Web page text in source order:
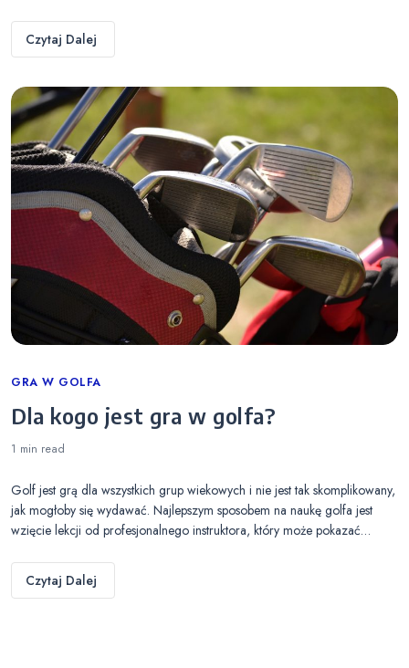
Czytaj Dalej
Categories
GRA W GOLFA
Dla kogo jest gra w golfa?
1 min read
Golf jest grą dla wszystkich grup wiekowych i nie jest tak skomplikowany,
jak mogłoby się wydawać. Najlepszym sposobem na naukę golfa jest
wzięcie lekcji od profesjonalnego instruktora, który może pokazać…
Czytaj Dalej